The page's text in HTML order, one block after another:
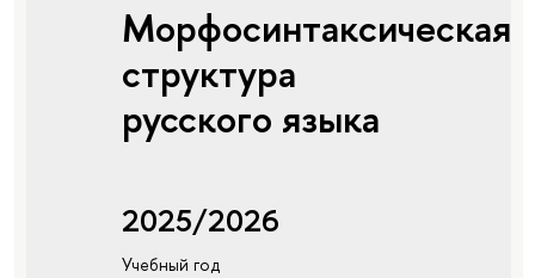
Морфосинтаксическая
структура
русского языка
2025/2026
Учебный год